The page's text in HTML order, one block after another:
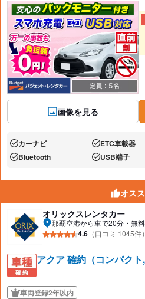
画像を見る
あり:カーナビ あり:ETC車載器
あり:Bluetooth あり:USB端子
オス
オリックスレンタカー
那覇空港から車で20分・無
4.6 （口コミ 1045件）
アクア 確約（コンパクト
車両登録2年以内